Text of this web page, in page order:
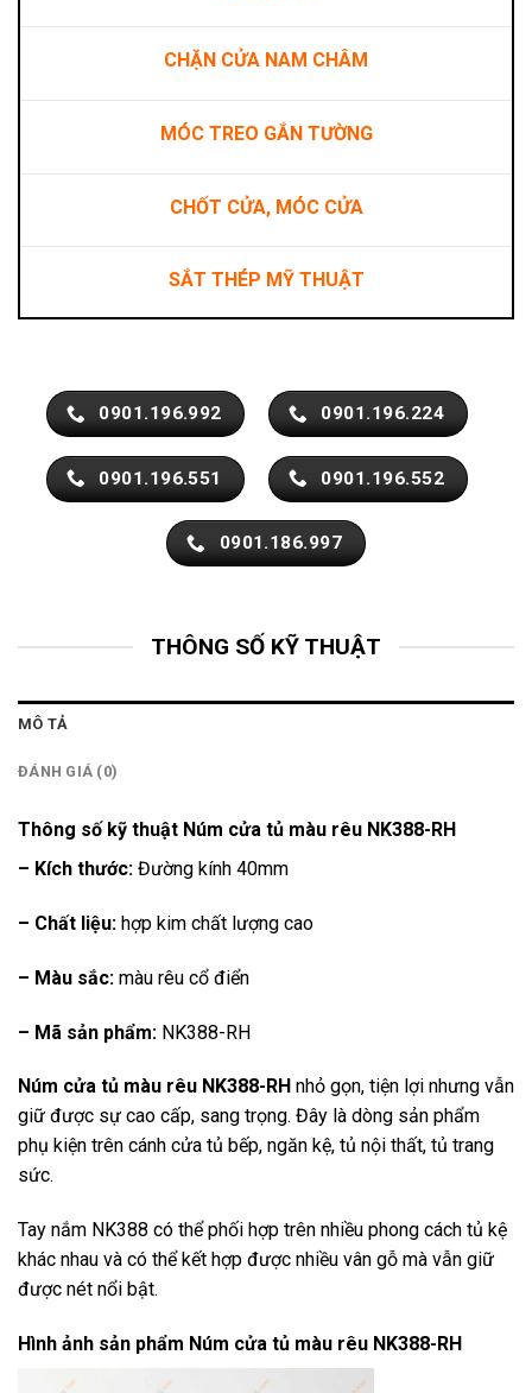
CHẶN CỬA NAM CHÂM
MÓC TREO GẮN TƯỜNG
CHỐT CỬA, MÓC CỬA
SẮT THÉP MỸ THUẬT
0901.196.992 0901.196.224
0901.196.551 0901.196.552
0901.186.997
THÔNG SỐ KỸ THUẬT
MÔ TẢ
ĐÁNH GIÁ (0)
Thông số kỹ thuật Núm cửa tủ màu rêu NK388-RH
– Kích thước: Đường kính 40mm
– Chất liệu: hợp kim chất lượng cao
– Màu sắc: màu rêu cổ điển
– Mã sản phẩm: NK388-RH
Núm cửa tủ màu rêu NK388-RH nhỏ gọn, tiện lợi nhưng vẫn
giữ được sự cao cấp, sang trọng. Đây là dòng sản phẩm
phụ kiện trên cánh cửa tủ bếp, ngăn kệ, tủ nội thất, tủ trang
sức.
Tay nắm NK388 có thể phối hợp trên nhiều phong cách tủ kệ
khác nhau và có thể kết hợp được nhiều vân gỗ mà vẫn giữ
được nét nổi bật.
Hình ảnh sản phẩm Núm cửa tủ màu rêu NK388-RH